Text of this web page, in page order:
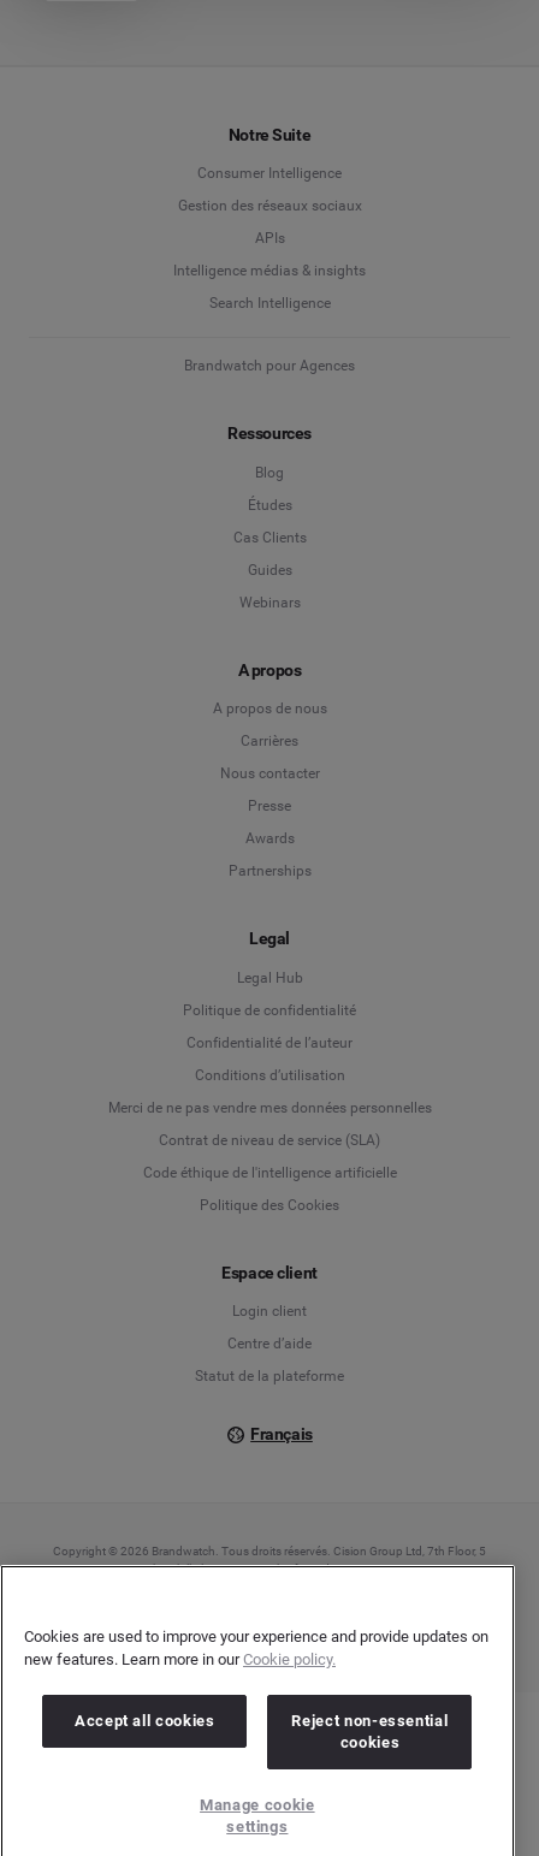
Notre Suite
Consumer Intelligence
Gestion des réseaux sociaux
APIs
Intelligence médias & insights
Search Intelligence
Brandwatch pour Agences
Ressources
Blog
Études
Cas Clients
Guides
Webinars
A propos
A propos de nous
Carrières
Nous contacter
Presse
Awards
Partnerships
Legal
Legal Hub
Politique de confidentialité
Confidentialité de l’auteur
Conditions d’utilisation
Merci de ne pas vendre mes données personnelles
Contrat de niveau de service (SLA)
Code éthique de l'intelligence artificielle
Politique des Cookies
Espace client
Login client
Centre d’aide
Statut de la plateforme
Français
English
Español
Copyright © 2026 Brandwatch. Tous droits réservés. Cision Group Ltd, 7th Floor, 5
Churchill Place, Canary Wharf, London, E14 5HU
Cookies are used to improve your experience and provide updates on
new features. Learn more in ourCookie policy.
Accept all cookies
Reject non-essential
cookies
Manage cookie
settings